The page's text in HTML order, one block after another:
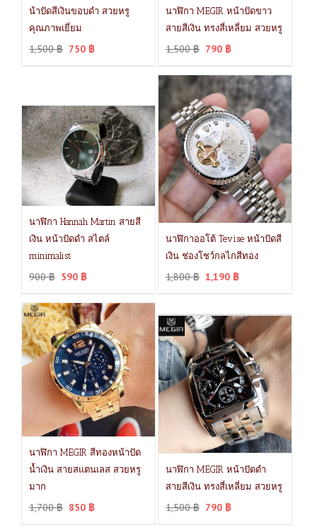
น้าปัดสีเงินขอบดำ สวยหรู
คุณภาพเยี่ยม
1,500฿ 750 ฿
นาฬิกา MEGIR หน้าปัดขาว
สายสีเงิน ทรงสี่เหลี่ยม สวยหรู
1,500฿ 790 ฿
นาฬิกา Hannah Martin สายสี
เงิน หน้าปัดดำ สไตล์
minimalist
900฿ 590 ฿
นาฬิกาออโต้ Tevise หน้าปัดสี
เงิน ช่องโชว์กลไกสีทอง
1,800฿ 1,190 ฿
นาฬิกา MEGIR สีทองหน้าปัด
น้ำเงิน สายสแตนเลส สวยหรู
มาก
1,700฿ 850 ฿
นาฬิกา MEGIR หน้าปัดดำ
สายสีเงิน ทรงสี่เหลี่ยม สวยหรู
1,500฿ 790 ฿